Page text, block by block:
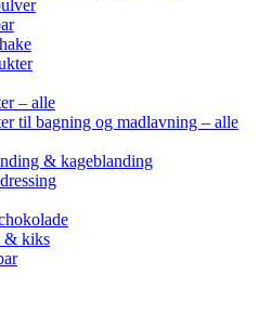
– alle
til bagning og madlavning – alle
& kageblanding
& kiks